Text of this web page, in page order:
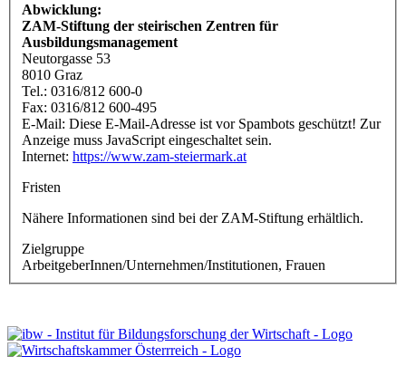
Abwicklung:
ZAM-Stiftung der steirischen Zentren für
Ausbildungsmanagement
Neutorgasse 53
8010 Graz
Tel.: 0316/812 600-0
Fax: 0316/812 600-495
E-Mail: Diese E-Mail-Adresse ist vor Spambots geschützt! Zur
Anzeige muss JavaScript eingeschaltet sein.
Internet: https://www.zam-steiermark.at
Fristen
Nähere Informationen sind bei der ZAM-Stiftung erhältlich.
Zielgruppe
ArbeitgeberInnen/Unternehmen/Institutionen, Frauen